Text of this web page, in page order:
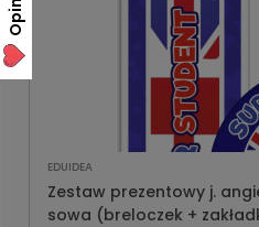
EDUIDEA
Zestaw prezentowy j.
sowa (breloczek +
Opinie